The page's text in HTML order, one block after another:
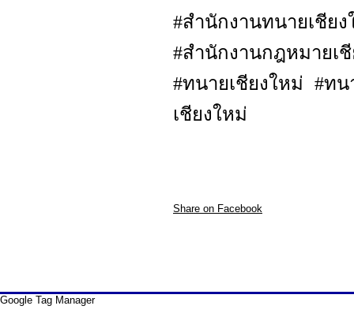
#สำนักงานทนายเ
#สำนักงานกฎหมายเ
#ทนายเชียงใหม่ #ท
เชียงใหม่
Share on Facebook
Google Tag Manager